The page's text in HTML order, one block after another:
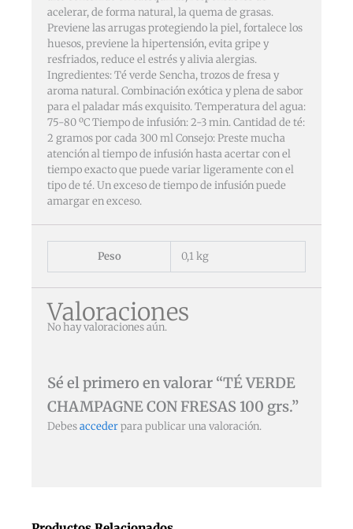
acelerar, de forma natural, la quema de grasas.
Previene las arrugas protegiendo la piel, fortalece los
huesos, previene la hipertensión, evita gripe y
resfriados, reduce el estrés y alivia alergias.
Ingredientes: Té verde Sencha, trozos de fresa y
aroma natural. Combinación exótica y plena de sabor
para el paladar más exquisito. Temperatura del agua:
75-80 ºC Tiempo de infusión: 2-3 min. Cantidad de té:
2 gramos por cada 300 ml Consejo: Preste mucha
atención al tiempo de infusión hasta acertar con el
tiempo exacto que puede variar ligeramente con el
tipo de té. Un exceso de tiempo de infusión puede
amargar en exceso.
Peso 0,1 kg
Valoraciones
No hay valoraciones aún.
Sé el primero en valorar “TÉ VERDE
CHAMPAGNE CON FRESAS 100 grs.”
Debesaccederpara publicar una valoración.